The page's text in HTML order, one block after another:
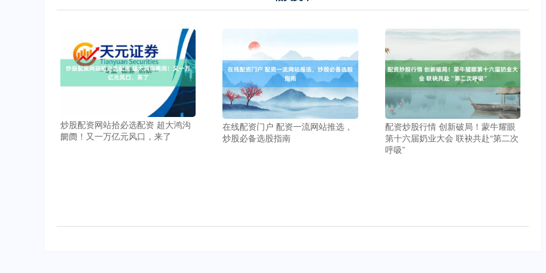
炒股配资网站拾必选配资 超大鸿沟
阛阓！又一万亿元风口，来了
在线配资门户 配资一流网站推选，
炒股必备选股指南
配资炒股行情 创新破局！蒙牛耀眼
第十六届奶业大会 联袂共赴“第二次
呼吸”